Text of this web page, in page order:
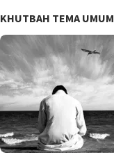
KHUTBAH TEMA UMUM